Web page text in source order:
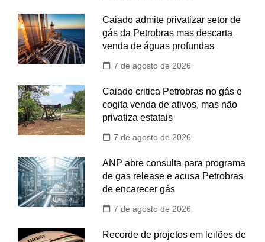
Caiado admite privatizar setor de
gás da Petrobras mas descarta
venda de águas profundas
7 de agosto de 2026
Caiado critica Petrobras no gás e
cogita venda de ativos, mas não
privatiza estatais
7 de agosto de 2026
ANP abre consulta para programa
de gas release e acusa Petrobras
de encarecer gás
7 de agosto de 2026
Recorde de projetos em leilões de